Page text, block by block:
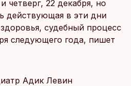
четверг, 22 декабря, но
действующая в эти дни
судебный процесс
следующего года, пишет
Адик Левин